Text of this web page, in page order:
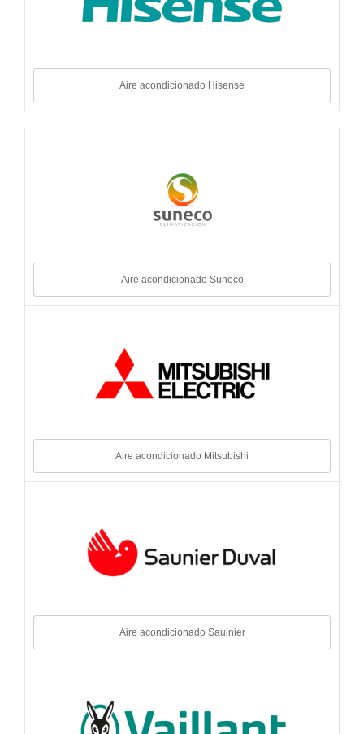
Aire acondicionado Hisense
Aire acondicionado Suneco
Aire acondicionado Mitsubishi
Aire acondicionado Sauinier